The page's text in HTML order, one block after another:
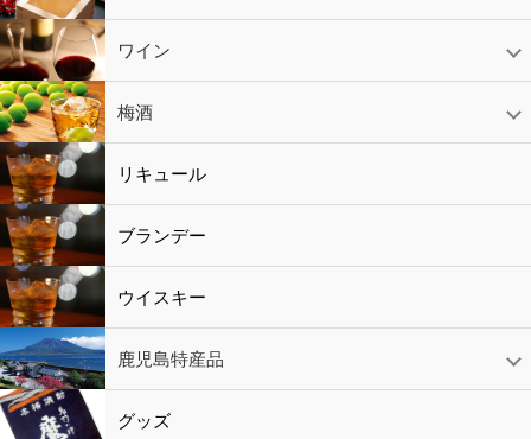
日本酒
スパークリング
ギフト ワイン
赤ワイン
白ワイン
ロゼワイン
スパークリング
シャンパン 梅酒
梅酒
シャンパン
リキュール リキュール
ブランデー
ウイスキー
鹿児島特産品
黒酢・酢
水
鹿児島特産品
おつまみ グッズ